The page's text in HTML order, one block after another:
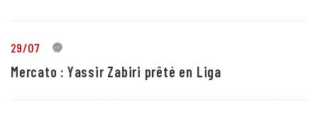
29/07 5
Mercato : Yassir Zabiri prêté en Liga